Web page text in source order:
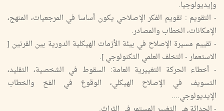
وإيديولوجيا.
- التقويم : تقويم الفكر الإصلاحي يكون أساسا في المرجعيات، المنهج،
الإمكانات، الخطاب والمصادر.
- تقييم مسيرة الإصلاح في بيئة الأزمات الهيكلية الدورية بين القرنين [
الاستعمار - التخلف العلمي التكنولوجي ].
- أخطاء الحركة التغييرية العامة: السقوط في الشخصية، التقليد،
التسويف في الإصلاح الهيكلي، الوقوع في الفخ والخطاب
الإيديولوجي....